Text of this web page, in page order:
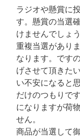
ラジオや懸賞に
す。懸賞の当選
けませんでしょ
重複当選があり
なります。です
げさせて頂きた
い不安になると
だけのつもりで
になりますが荷
せん。
商品が当選して